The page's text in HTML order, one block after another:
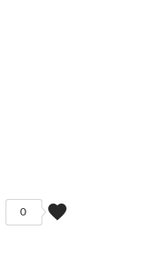
favorite
0